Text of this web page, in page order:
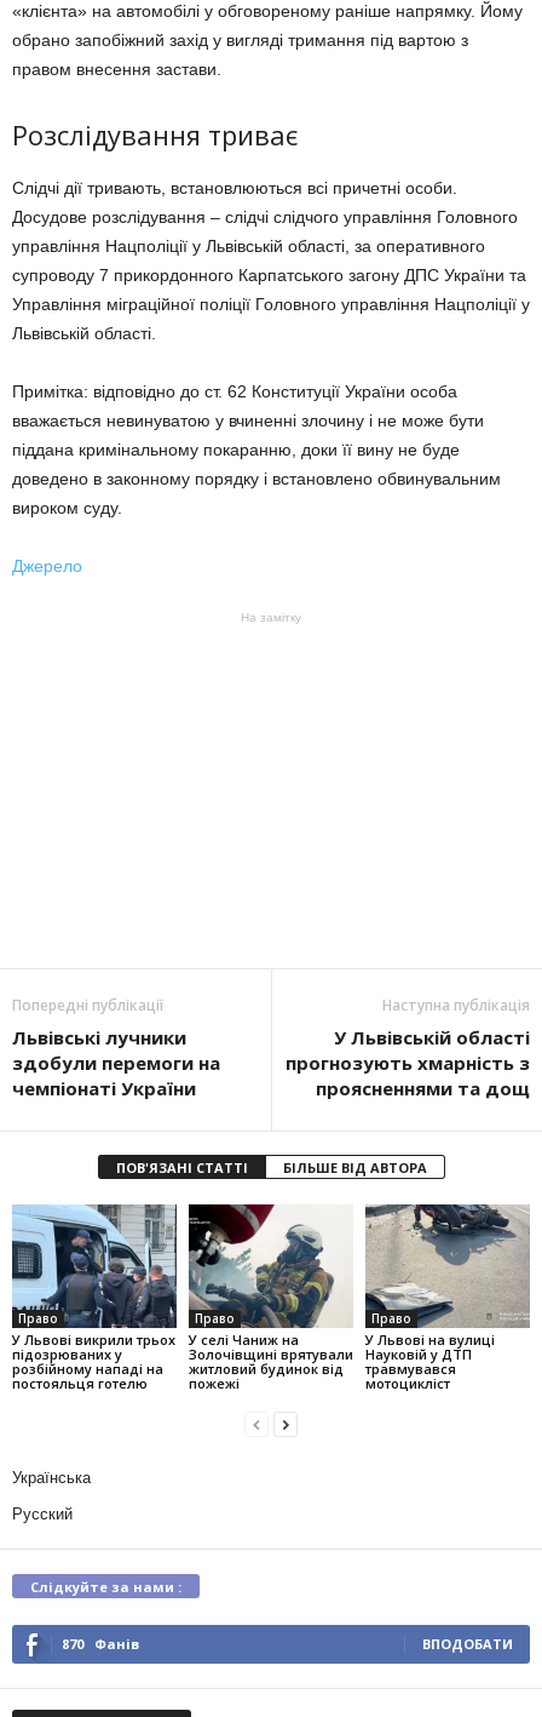
«клієнта» на автомобілі у обговореному раніше напрямку. Йому
обрано запобіжний захід у вигляді тримання під вартою з
правом внесення застави.
Розслідування триває
Слідчі дії тривають, встановлюються всі причетні особи.
Досудове розслідування – слідчі слідчого управління Головного
управління Нацполіції у Львівській області, за оперативного
супроводу 7 прикордонного Карпатського загону ДПС України та
Управління міграційної поліції Головного управління Нацполіції у
Львівській області.
Примітка: відповідно до ст. 62 Конституції України особа
вважається невинуватою у вчиненні злочину і не може бути
піддана кримінальному покаранню, доки її вину не буде
доведено в законному порядку і встановлено обвинувальним
вироком суду.
Джерело
На замітку
Попередні публікації
Львівські лучники
здобули перемоги на
чемпіонаті України
Наступна публікація
У Львівській області
прогнозують хмарність з
проясненнями та дощ
ПОВ'ЯЗАНІ СТАТТІ БІЛЬШЕ ВІД АВТОРА
Право
У Львові викрили трьох
підозрюваних у
розбійному нападі на
постояльця готелю
Право
У селі Чаниж на
Золочівщині врятували
житловий будинок від
пожежі
Право
У Львові на вулиці
Науковій у ДТП
травмувався
мотоцикліст
Українська
Русский
Слідкуйте за нами :
870 Фанів ВПОДОБАТИ